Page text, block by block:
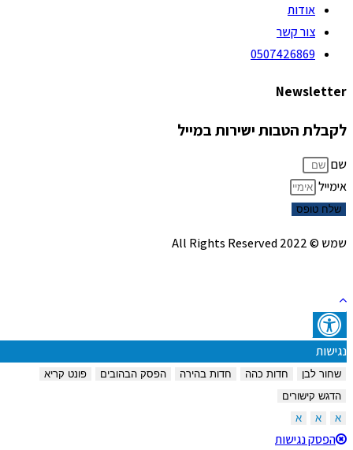
אודות
צור קשר
0507426869
Newsletter
לקבלת הטבות ישירות במייל
שם
אימייל
שלח טופס
שמש © 2022 All Rights Reserved
נגישות
שחור לבן חדות כהה חדות בהירה הפסק הבהובים
פונט קריא
הדגש קישורים
הפסק נגישות